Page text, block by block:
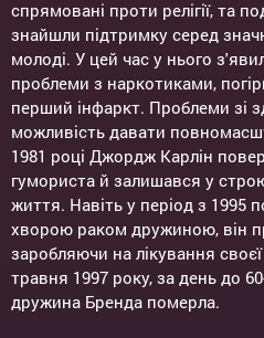
спрямовані проти релігії, та
знайшли підтримку серед
молоді. У цей час у нього
проблеми з наркотиками,
перший інфаркт. Проблеми зі
можливість давати
1981 році Джордж Карлін
гумориста й залишався у
життя. Навіть у період з 1995
хворою раком дружиною, він
заробляючи на лікування
травня 1997 року, за день до
дружина Бренда померла.